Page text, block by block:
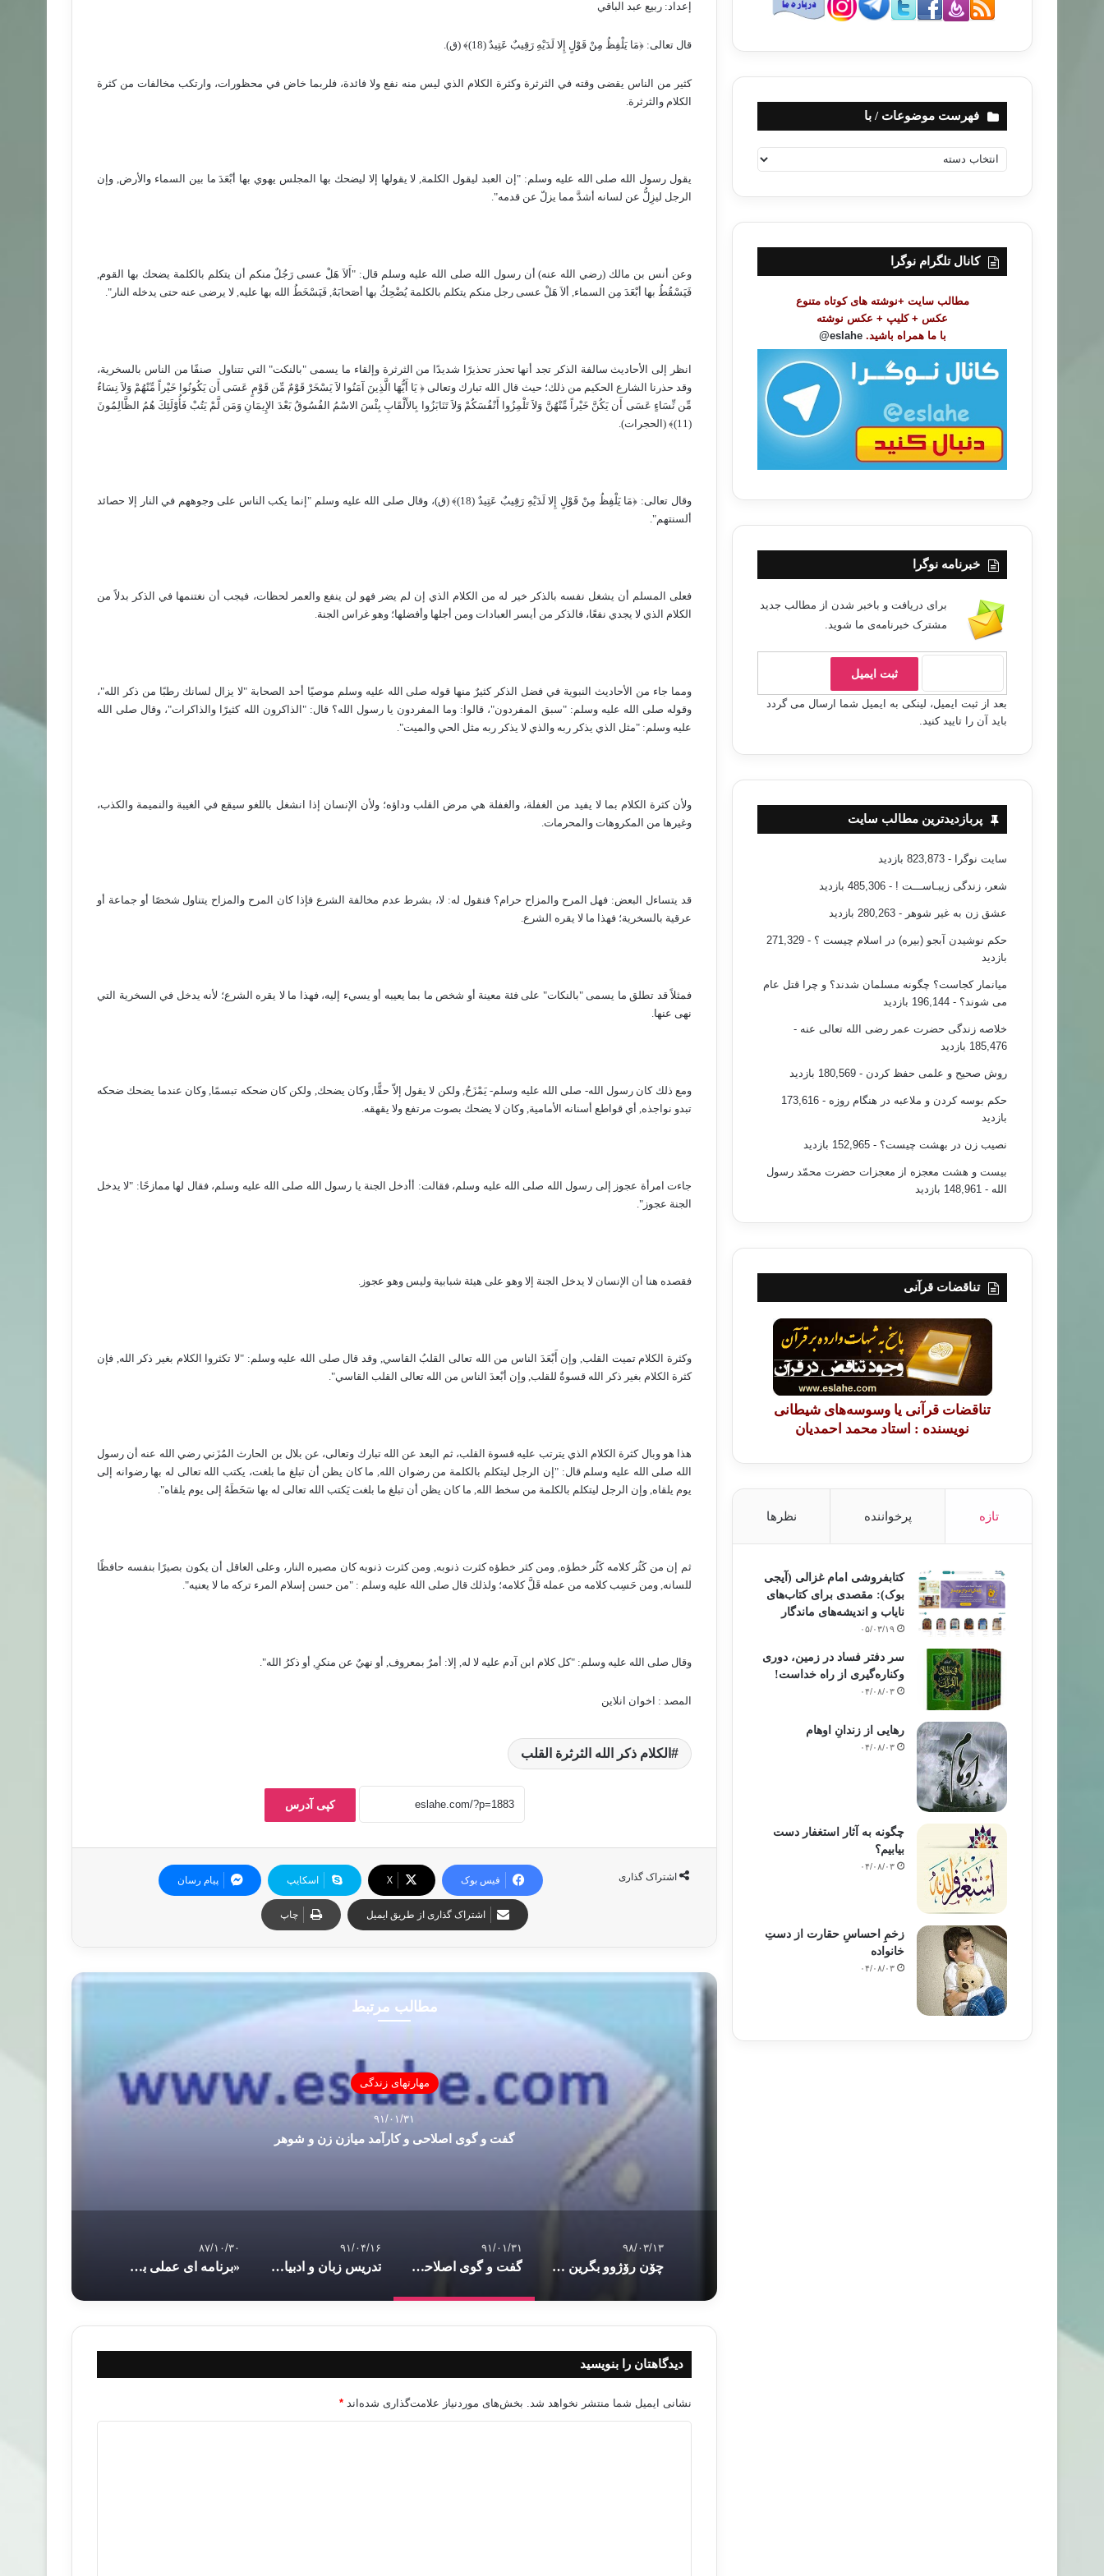
إعداد: ربيع عبد الباقي
قال تعالى: ﴿مَا يَلْفِظُ مِنْ قَوْلٍ إِلا لَدَيْهِ رَقِيبٌ عَتِيدٌ (18)﴾ (ق).
كثير من الناس يقضى وقته في الثرثرة وكثرة الكلام الذي ليس منه نفع ولا فائدة، فلربما خاض في محظورات، وارتكب مخالفات من كثرة
الكلام والثرثرة.
يقول رسول الله صلى الله عليه وسلم: "إن العبد ليقول الكلمة, لا يقولها إلا ليضحك بها المجلس يهوي بها أبْعَدَ ما بين السماء والأرض, وإن
الرجل ليزِلُّ عن لسانه أشدَّ مما يزلّ عن قدمه".
وعن أنس بن مالك (رضي الله عنه) أن رسول الله صلى الله عليه وسلم قال: "أَلاَ هَلْ عسى رَجُلٌ منكم أن يتكلم بالكلمة يضحك بها القوم,
فَيَسْقُطُ بها أبْعَدَ مِن السماء, ألاَ هَلْ عسى رجل منكم يتكلم بالكلمة يُضْحِكُ بها أصَحابَهُ, فَيَسْخَطُ الله بها عليه, لا يرضى عنه حتى يدخله النار".
انظر إلى الأحاديث سالفة الذكر تجد أنها تحذر تحذيرًا شديدًا من الثرثرة وإلقاء ما يسمى "بالنكت" التي تتناول
صنفًا من الناس بالسخرية،
وقد حذرنا الشارع الحكيم من ذلك؛ حيث قال الله تبارك وتعالى ﴿ يَا أَيُّهَا الَّذِينَ آمَنُوا لاَ يَسْخَرْ قَوْمٌ مِّن قَوْمٍ عَسَى أَن يَكُونُوا خَيْراً مِّنْهُمْ وَلاَ نِسَاءٌ
مِّن نِّسَاءٍ عَسَى أَن يَكُنَّ خَيْراً مِّنْهُنَّ وَلاَ تَلْمِزُوا أَنْفُسَكُمْ وَلاَ تَنَابَزُوا بِالأَلْقَابِ بِئْسَ الاسْمُ الفُسُوقُ بَعْدَ الإِيمَانِ وَمَن لَّمْ يَتُبْ فَأُوْلَئِكَ هُمُ الظَّالِمُونَ
(11)﴾ (الحجرات).
وقال تعالى: ﴿مَا يَلْفِظُ مِنْ قَوْلٍ إِلا لَدَيْهِ رَقِيبٌ عَتِيدٌ (18)﴾ (ق)، وقال صلى الله عليه وسلم "إنما يكب الناس على وجوههم في النار إلا حصائد
ألسنتهم".
فعلى المسلم أن يشغل نفسه بالذكر خير له من الكلام الذي إن لم يضر فهو لن ينفع والعمر لحظات، فيجب أن نغتنمها في الذكر بدلاً من
الكلام الذي لا يجدي نفعًا، فالذكر من أيسر العبادات ومن أجلها وأفضلها؛ وهو غراس الجنة.
ومما جاء من الأحاديث النبوية في فضل الذكر كثيرٌ منها قوله صلى الله عليه وسلم موصيًا أحد الصحابة "لا يزال لسانك رطبًا من ذكر الله"،
وقوله صلى الله عليه وسلم: "سبق المفردون"، قالوا: وما المفردون يا رسول الله؟ قال: "الذاكرون الله كثيرًا والذاكرات"، وقال صلى الله
عليه وسلم: "مثل الذي يذكر ربه والذي لا يذكر ربه مثل الحي والميت".
ولأن كثرة الكلام بما لا يفيد من الغفلة، والغفلة هي مرض القلب وداؤه؛ ولأن الإنسان إذا انشغل باللغو سيقع في الغيبة والنميمة والكذب،
وغيرها من المكروهات والمحرمات.
قد يتساءل البعض: فهل المرح والمزاح حرام؟ فنقول له: لا، بشرط عدم مخالفة الشرع فإذا كان المرح والمزاح يتناول شخصًا أو جماعة أو
عرقية بالسخرية؛ فهذا ما لا يقره الشرع.
فمثلاً قد تطلق ما يسمى "بالنكات" على فئة معينة أو شخص ما بما يعيبه أو يسيء إليه، فهذا ما لا يقره الشرع؛ لأنه يدخل في السخرية التي
نهى عنها.
ومع ذلك كان رسول الله- صلى الله عليه وسلم- يَمْزَحُ, ولكن لا يقول إلاّ حقًّا, وكان يضحك, ولكن كان ضحكه تبسمًا, وكان عندما يضحك ضحكه
تبدو نواجذه, أي قواطع أسنانه الأمامية, وكان لا يضحك بصوت مرتفع ولا يقهقه.
جاءت امرأة عجوز إلى رسول الله صلى الله عليه وسلم، فقالت: أأدخل الجنة يا رسول الله صلى الله عليه وسلم، فقال لها ممازحًا: "لا يدخل
الجنة عجوز".
فقصده هنا أن الإنسان لا يدخل الجنة إلا وهو على هيئة شبابية وليس وهو عجوز.
وكثرة الكلام تميت القلب, وإن أَبْعَدَ الناس من الله تعالى القلبُ القاسي, وقد قال صلى الله عليه وسلم: "لا تكثروا الكلام بغير ذكر الله, فإن
كثرة الكلام بغير ذكر الله قسوةٌ للقلب, وإن أبْعدَ الناس من الله تعالى القلب القاسي".
هذا هو وبال كثرة الكلام الذي يترتب عليه قسوة القلب، ثم البعد عن الله تبارك وتعالى، عن بلال بن الحارث المُزَني رضي الله عنه أن رسول
الله صلى الله عليه وسلم قال: "إن الرجل ليتكلم بالكلمة من رضوان الله, ما كان يظن أن تبلغ ما بلغت، يكتب الله تعالى له بها رضوانه إلى
يوم يلقاه, وإن الرجل ليتكلم بالكلمة من سخط الله, ما كان يظن أن تبلغ ما بلغت يَكتب الله تعالى له بها سَخَطَهُ إلى يوم يلقاه".
ثم إن من كَثُر كلامه كَثُر خطؤه, ومن كثر خطؤه كثرت ذنوبه, ومن كثرت ذنوبه كان مصيره النار، وعلى العاقل أن يكون بصيرًا بنفسه حافظًا
للسانه, ومن حَسِب كلامه من عمله قَلَّ كلامه؛ ولذلك قال صلى الله عليه وسلم : "من حسن إسلام المرء تركه ما لا يعنيه".
وقال صلى الله عليه وسلم: "كل كلام ابن آدم عليه لا له, إلا: أمرٌ بمعروف, أو نهيٌ عن منكرِ, أو ذكرُ الله".
المصد : اخوان انلاین
الكلام ذكر الله الثرثرة القلب
کپی آدرس
اشتراک گذاری فیس بوک X اسکایپ پیام رسان
اشتراک گذاری از طریق ایمیل چاپ
مطالب مرتبط
مهارتهای زندگی
۹۱/۰۱/۳۱
گفت و گوی اصلاحی و کارآمد میازن زن و شوهر
۹۸/۰۳/۱۳
چۆن رۆژوو بگرین – ٢۵
۹۱/۰۱/۳۱
گفت و گوی اصلاحی و کارآمد میازن زن و شوهر
۹۱/۰۴/۱۶
تدریس زبان و ادبیات کردی در دانشگاه قاهره
۸۷/۱۰/۳۰
«برنامه ­ای عملی برای توبه بسوی خدا»
دیدگاهتان را بنویسید
نشانی ایمیل شما منتشر نخواهد شد. بخش‌های موردنیاز علامت‌گذاری شده‌اند *
فهرست موضوعات / با
ه
ت
ض
کانال تلگرام نوگرا
مطالب سایت +نوشته های کوتاه متنوع
عکس + کلیپ + عکس نوشته
با ما همراه باشید. eslahe@
خبرنامه نوگرا
برای دریافت و باخبر شدن از مطالب جدید
مشترک خبرنامه‌ی ما شوید.
بعد از ثبت ایمیل، لینکی به ایمیل شما ارسال می گردد
باید آن را تایید کنید.
پربازدیدترین مطالب سایت
سایت نوگرا - 823,873 بازدید
شعر، زندگی زیبـاســـت ! - 485,306 بازدید
عشق زن به غیر شوهر - 280,263 بازدید
حکم نوشیدن آبجو (بیره) در اسلام چیست ؟
- 271,329
بازدید
میانمار کجاست؟ چگونه مسلمان شدند؟ و چرا قتل عام
می شوند؟ - 196,144 بازدید
خلاصه زندگی حضرت عمر رضی الله تعالی عنه -
185,476 بازدید
روش صحیح و علمی حفظ کردن - 180,569 بازدید
حکم بوسه کردن و ملاعبه در هنگام روزه
- 173,616
بازدید
نصیب زن در بهشت چیست؟ - 152,965 بازدید
بیست و هشت معجزه از معجزات حضرت محمّد رسول
الله - 148,961 بازدید
تناقضات قرآنی
تناقضات قرآنی یا وسوسه‌های شیطانی
نویسنده : استاد محمد احمدیان
تازه پرخواننده نظرها
کتابفروشی امام غزالی (آیجی
بوک): مقصدی برای کتاب‌های
نایاب و اندیشه‌های ماندگار
۰۵/۰۳/۱۹
سر دفتر فساد در زمین‌، دوری
وکناره‌گیری از راه خداست‌!
۰۴/۰۸/۰۳
رهایی از زندانِ اوهام
۰۴/۰۸/۰۳
چگونه به آثار استغفار دست
بیابیم؟
۰۴/۰۸/۰۳
زخمِ احساسِ حقارت از دستِ
خانواده
۰۴/۰۸/۰۳